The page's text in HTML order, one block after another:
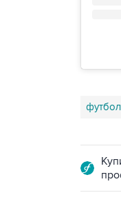
футбол